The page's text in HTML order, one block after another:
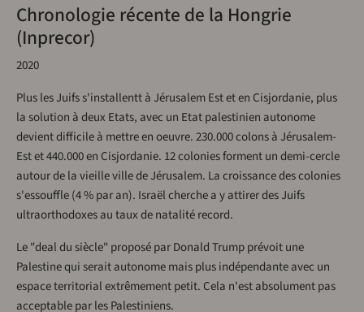
Chronologie récente de la Hongrie
(Inprecor)
2020
Plus les Juifs s'installentt à Jérusalem Est et en Cisjordanie, plus
la solution à deux Etats, avec un Etat palestinien autonome
devient difficile à mettre en oeuvre. 230.000 colons à Jérusalem-
Est et 440.000 en Cisjordanie. 12 colonies forment un demi-cercle
autour de la vieille ville de Jérusalem. La croissance des colonies
s'essouffle (4 % par an). Israël cherche a y attirer des Juifs
ultraorthodoxes au taux de natalité record.
Le "deal du siècle" proposé par Donald Trump prévoit une
Palestine qui serait autonome mais plus indépendante avec un
espace territorial extrêmement petit. Cela n'est absolument pas
acceptable par les Palestiniens.